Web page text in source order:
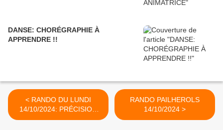
DANSE: CHORÉGRAPHIE À
APPRENDRE !!
< RANDO DU LUNDI
14/10/2024: PRÉCISION
IMPORTANTE
RANDO PAILHEROLS
14/10/2024 >